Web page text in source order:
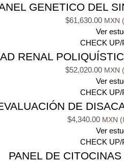
GENETICO DEL
$61,630.00
Ver
CHECK UP/
RENAL
$52,020.00
Ver
CHECK UP/
DE
$4,340.00
Ver
CHECK UP/
PANEL DE